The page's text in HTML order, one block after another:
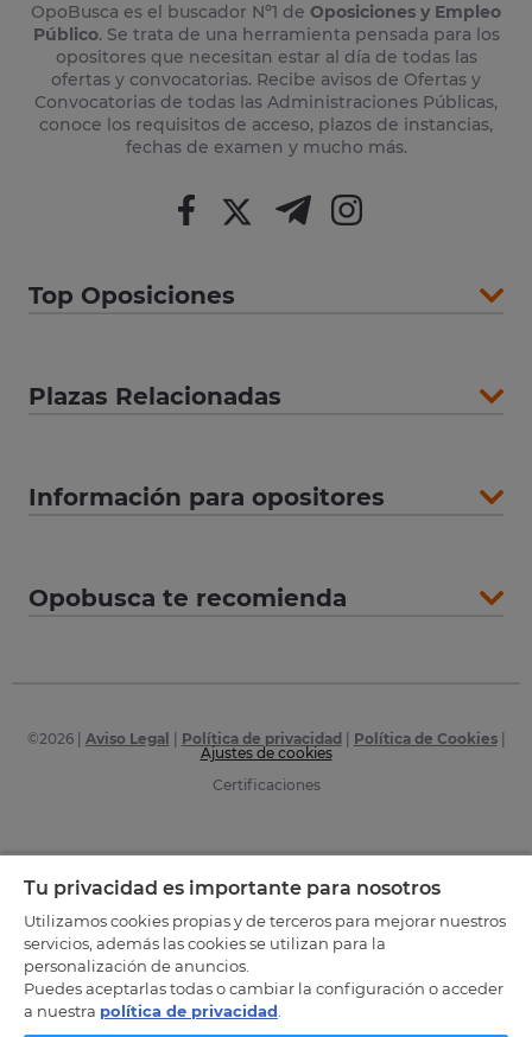
OpoBusca es el buscador Nº1 de Oposiciones y Empleo
Público. Se trata de una herramienta pensada para los
opositores que necesitan estar al día de todas las
ofertas y convocatorias. Recibe avisos de Ofertas y
Convocatorias de todas las Administraciones Públicas,
conoce los requisitos de acceso, plazos de instancias,
fechas de examen y mucho más.
Top Oposiciones
Plazas Relacionadas
Información para opositores
Opobusca te recomienda
©2026| Aviso Legal Política de privacidad Política de Cookies|
Ajustes de cookies
Certificaciones
Tu privacidad es importante para nosotros
Utilizamos cookies propias y de terceros para mejorar nuestros
servicios, además las cookies se utilizan para la
personalización de anuncios.
Puedes aceptarlas todas o cambiar la configuración o acceder
a nuestra política de privacidad